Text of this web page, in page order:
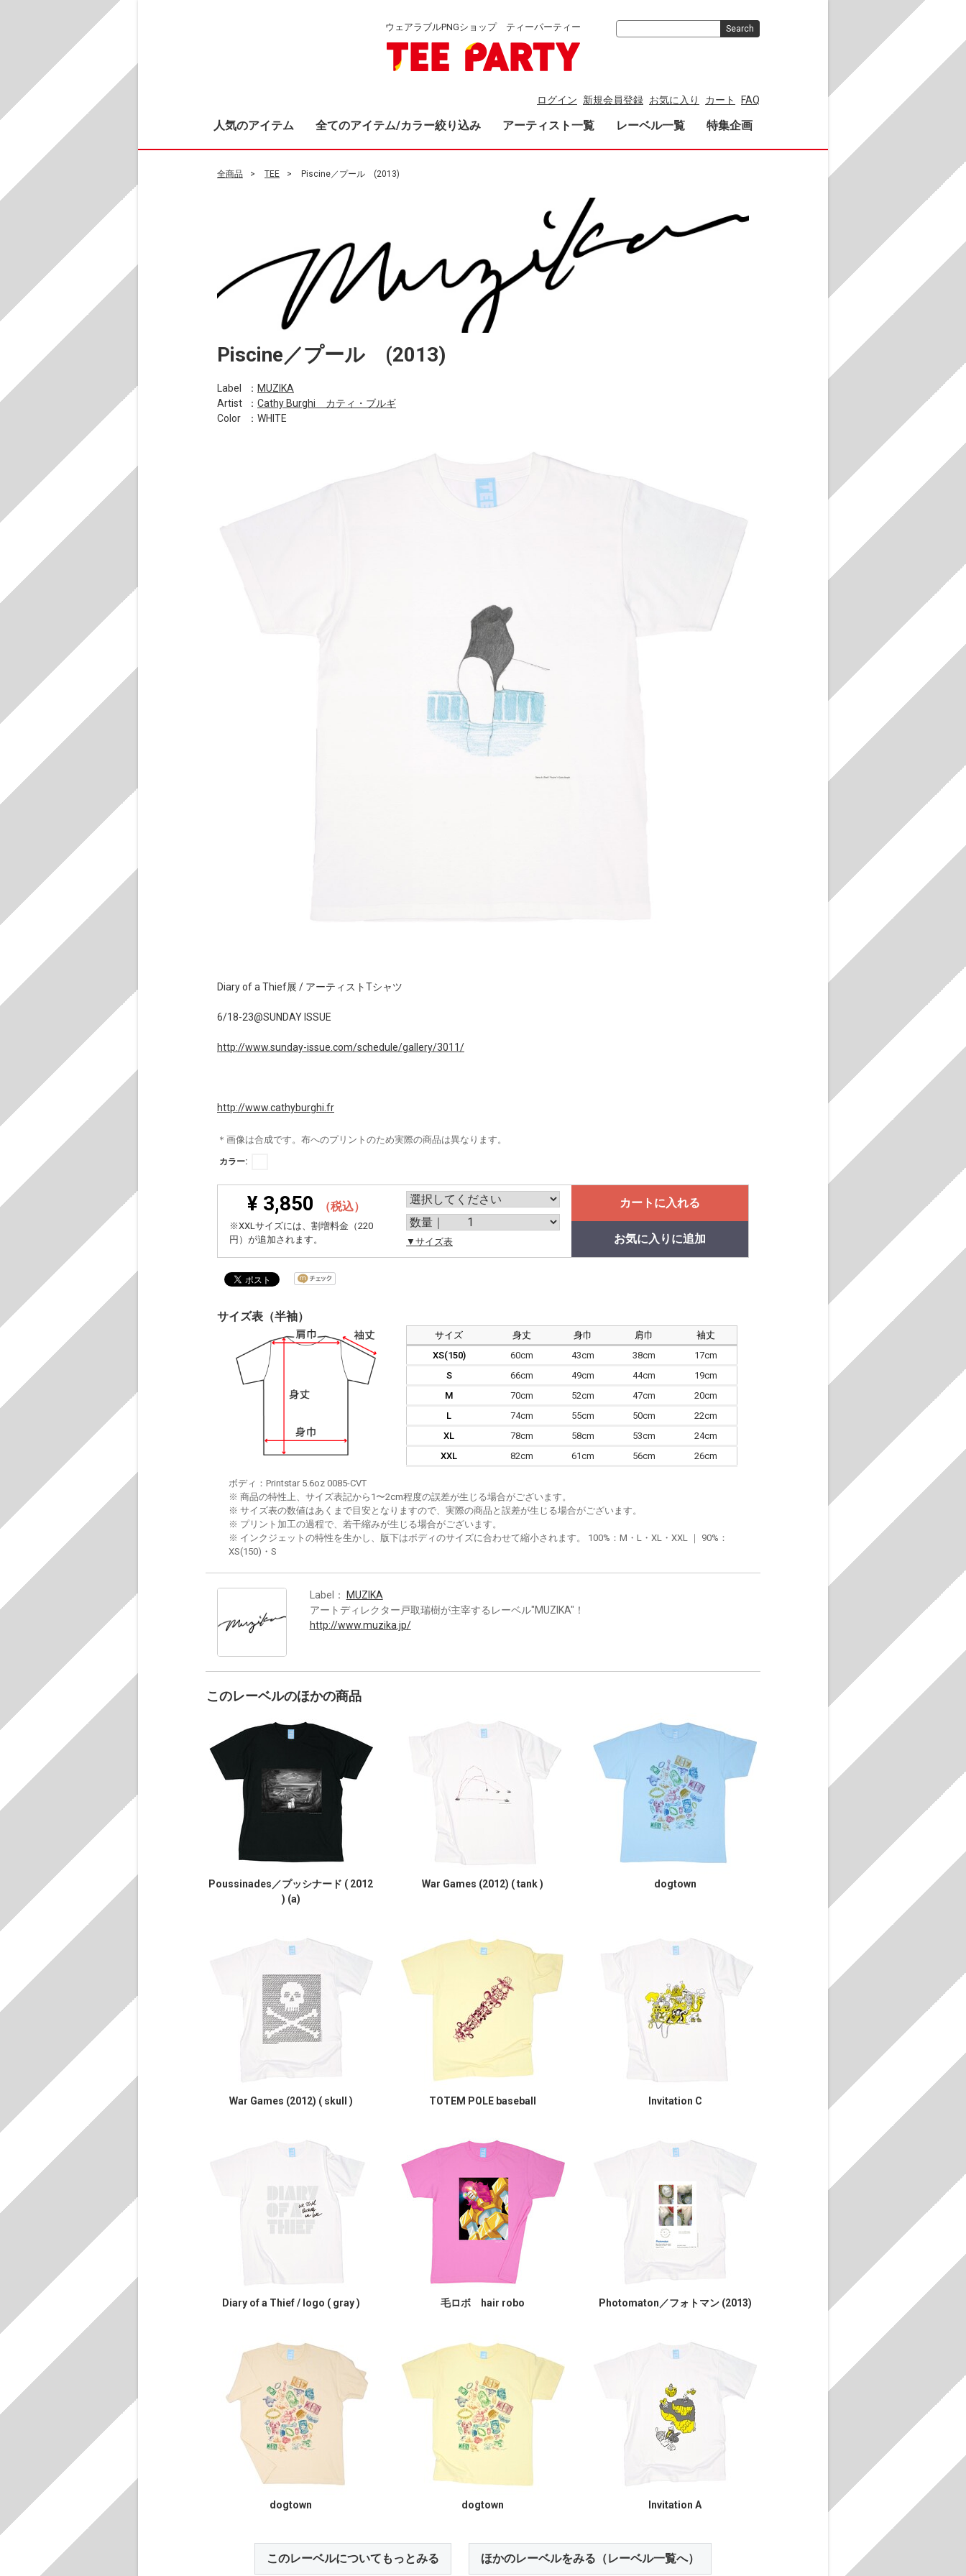
ウェアラブルPNGショップ ティーパーティー
ログイン 新規会員登録 お気に入り カート FAQ
人気のアイテム 全てのアイテム/カラー絞り込み アーティスト一覧 レーベル一覧 特集企画
Search
全商品 TEE Piscine／プール (2013)
Piscine／プール (2013)
Label ： MUZIKA
Artist
： Cathy Burghi カティ・ブルギ
Color
：WHITE
Diary of a Thief展 / アーティストTシャツ
6/18-23@SUNDAY ISSUE
http://www.sunday-issue.com/schedule/gallery/3011/
http://www.cathyburghi.fr
＊画像は合成です。布へのプリントのため実際の商品は異なります。
カラー:
¥ 3,850 （税込）
※XXLサイズには、割増料金（220
円）が追加されます。
▼サイズ表
カートに入れる
お気に入りに追加
サイズ表（半袖）
サイズ 身丈 身巾 肩巾
袖丈
XS(150)
60cm 43cm 38cm
17cm
S
66cm 49cm 44cm
19cm
M
70cm 52cm 47cm
20cm
L
74cm 55cm 50cm
22cm
XL
78cm 58cm 53cm
24cm
XXL
82cm 61cm 56cm 26cm
ボディ：Printstar 5.6oz 0085-CVT
※ 商品の特性上、サイズ表記から1〜2cm程度の誤差が生じる場合がございます。
※ サイズ表の数値はあくまで目安となりますので、実際の商品と誤差が生じる場合がございます。
※ プリント加工の過程で、若干縮みが生じる場合がございます。
※ インクジェットの特性を生かし、版下はボディのサイズに合わせて縮小されます。 100%：M・L・XL・XXL ｜ 90%：
XS(150)・S
Label：
MUZIKA
アートディレクター戸取瑞樹が主宰するレーベル"MUZIKA"！
http://www.muzika.jp/
このレーベルのほかの商品
Poussinades／プッシナード ( 2012
) (a)
War Games (2012) ( tank ) dogtown
War Games (2012) ( skull ) TOTEM POLE baseball Invitation C
Diary of a Thief / logo ( gray ) 毛ロボ hair robo Photomaton／フォトマン (2013)
dogtown dogtown Invitation A
このレーベルについてもっとみる ほかのレーベルをみる（レーベル一覧へ）